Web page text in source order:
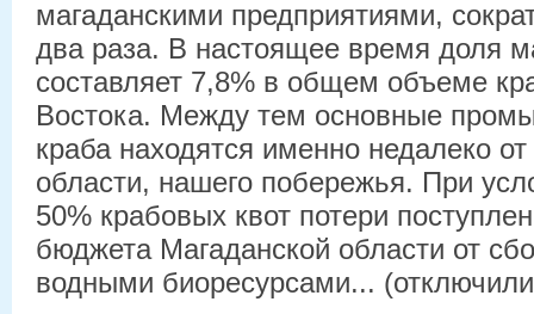
магаданскими предприятиями,
два раза. В настоящее время доля
составляет 7,8% в общем объеме
Востока. Между тем основные
краба находятся именно недалеко
области, нашего побережья. При
50% крабовых квот потери
бюджета Магаданской области от
водными биоресурсами...